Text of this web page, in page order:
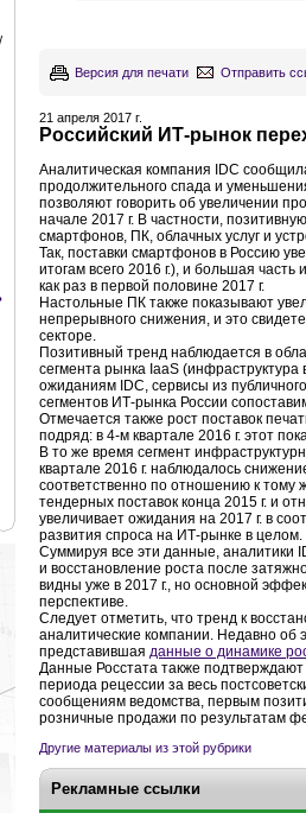
Версия для печати Отправить
21 апреля 2017 г.
Российский ИТ-рынок
Аналитическая компания IDC
продолжительного спада и
позволяют говорить об увеличении
начале 2017 г. В частности,
смартфонов, ПК, облачных услуг и
Так, поставки смартфонов в Россию
итогам всего 2016 г.), и большая
как раз в первой половине 2017 г.
Настольные ПК также показывают
непрерывного снижения, и это
секторе.
Позитивный тренд наблюдается в
сегмента рынка IaaS (инфраструктура
ожиданиям IDC, сервисы из
сегментов ИТ-рынка России
Отмечается также рост поставок
подряд: в 4-м квартале 2016 г. этот
В то же время сегмент
квартале 2016 г. наблюдалось
соответственно по отношению к тому
тендерных поставок конца 2015 г. и
увеличивает ожидания на 2017 г. в
развития спроса на ИТ-рынке в целом.
Суммируя все эти данные, аналитики
и восстановление роста после
видны уже в 2017 г., но основной
перспективе.
Следует отметить, что тренд к
аналитические компании. Недавно об
представившая данные о динамике
Данные Росстата также подтверждают
периода рецессии за весь
сообщениям ведомства, первым
розничные продажи по результатам
Другие материалы из этой рубрики
Рекламные ссылки